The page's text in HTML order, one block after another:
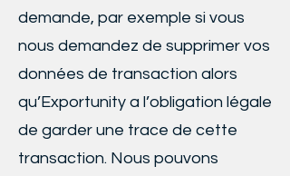
demande, par exemple si vous
nous demandez de supprimer vos
données de transaction alors
qu’Exportunity a l’obligation légale
de garder une trace de cette
transaction. Nous pouvons